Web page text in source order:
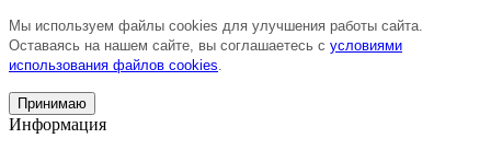
Мы используем файлы cookies для улучшения работы сайта.
Оставаясь на нашем сайте, вы соглашаетесь с условиями
использования файлов cookies
Принимаю
Информация